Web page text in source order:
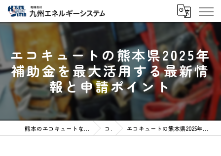
エコキュートの熊本県2025年
補助金を最大活用する最新情
報と申請ポイント
熊本のエコキュートなら有限会社九州エネルギーシステム コラム エコキュートの熊本県2025年補助金を最大活用する最新情報と申請ポイント